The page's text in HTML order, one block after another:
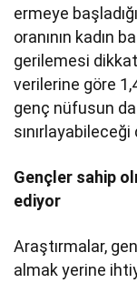
ermeye
oranının kadın
gerilemesi
verilerine göre
genç nüfusun
Gençler sahip
ediyor
Araştırmalar,
almak yerine